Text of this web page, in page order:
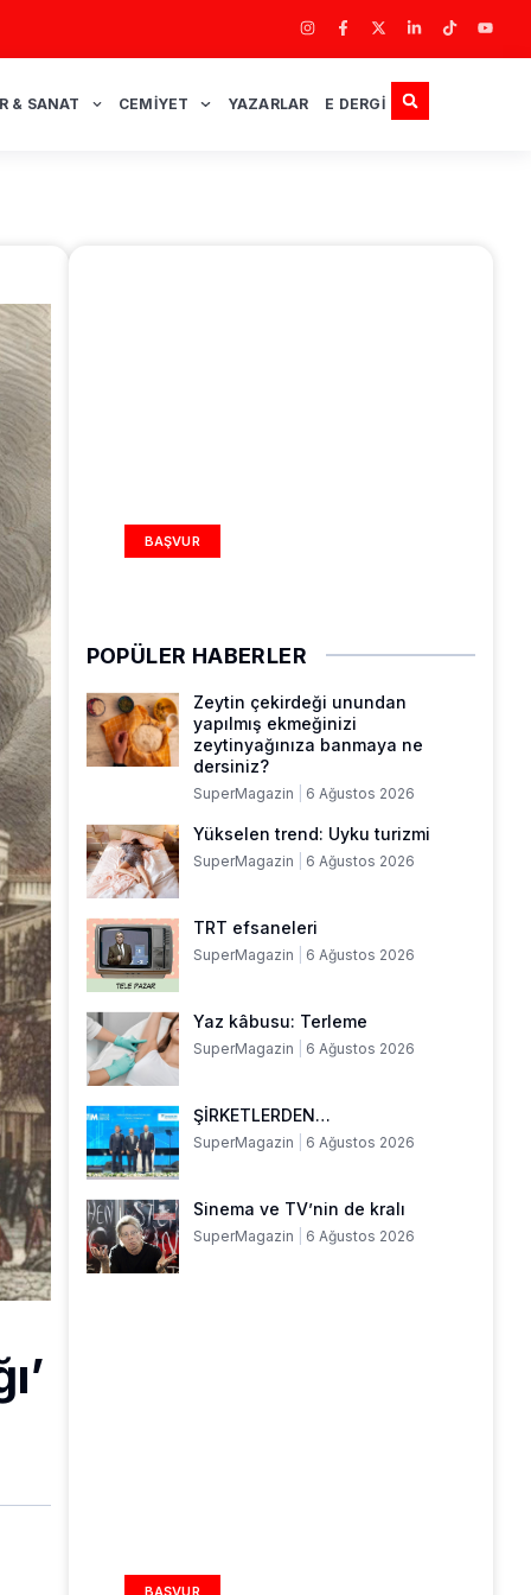
& SANAT CEMIYET YAZARLAR E DERGI
BAŞVUR
POPÜLER HABERLER
Zeytin çekirdeği unundan
yapılmış ekmeğinizi
zeytinyağınıza banmaya ne
dersiniz?
SuperMagazin 6 Ağustos 2026
Yükselen trend: Uyku turizmi
SuperMagazin 6 Ağustos 2026
TRT efsaneleri
SuperMagazin 6 Ağustos 2026
Yaz kâbusu: Terleme
SuperMagazin 6 Ağustos 2026
ŞİRKETLERDEN…
SuperMagazin 6 Ağustos 2026
Sinema ve TV’nin de kralı
SuperMagazin 6 Ağustos 2026